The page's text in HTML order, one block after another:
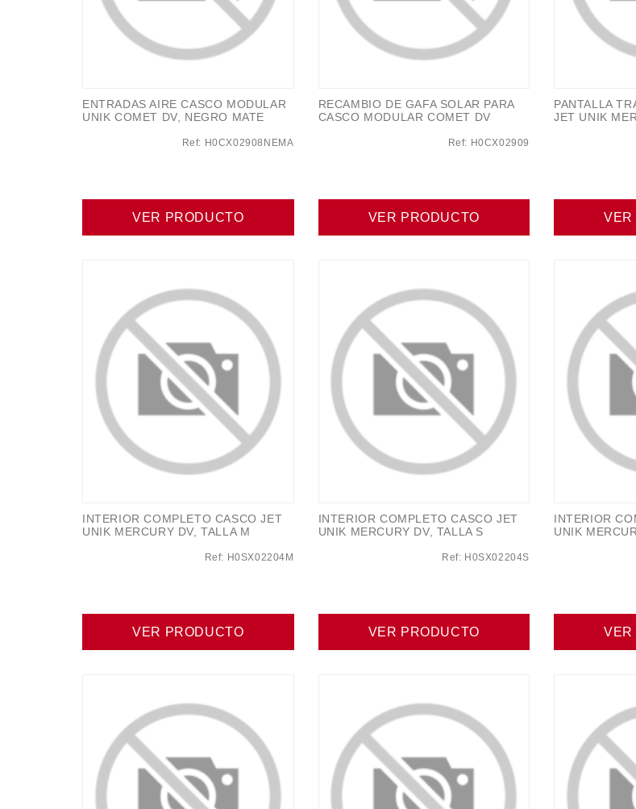
ENTRADAS AIRE CASCO MODULAR
UNIK COMET DV, NEGRO MATE
Ref: H0CX02908NEMA
VER PRODUCTO
RECAMBIO DE GAFA SOLAR PARA
CASCO MODULAR COMET DV
Ref: H0CX02909
VER PRODUCTO
PANTALLA
JET UNIK
VER
INTERIOR COMPLETO CASCO JET
UNIK MERCURY DV, TALLA M
Ref: H0SX02204M
VER PRODUCTO
INTERIOR COMPLETO CASCO JET
UNIK MERCURY DV, TALLA S
Ref: H0SX02204S
VER PRODUCTO
INTERIOR
UNIK
VER